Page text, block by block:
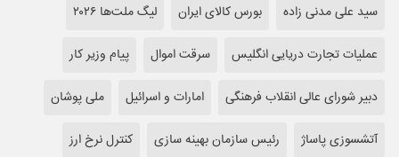
سید علی مدنی زاده
بورس کالای ایران
لیگ ملت‌ها ۲۰۲۶
عملیات تجارت دریایی انگلیس
سرقت اموال
پیام وزیر کار
دبیر شورای عالی انقلاب فرهنگی
امارات و اسرائیل
ملی پوشان
آتشسوزی پاساژ
رئیس سازمان بهینه سازی
کنترل نرخ ارز